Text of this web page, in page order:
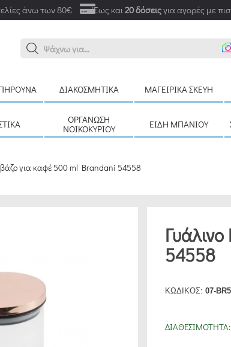
άνω των 80€ Έως και20 δόσειςγια αγορές με
Ανα
ΔΙΑΚΟΣΜΗΤΙΚΆ ΜΑΓΕΙΡΙΚΆ ΣΚΕΎΗ
ΟΡΓΆΝΩΣΗ
ΝΟΙΚΟΚΥΡΙΟΎ
ΕΊΔΗ ΜΠΆΝΙΟΥ
βάζο για καφέ 500 ml Brandani 54558
54558
ΚΩΔΙΚΟΣ: 07-
ΔΙΑΘΕΣΙΜΟΤΗΤΑ: